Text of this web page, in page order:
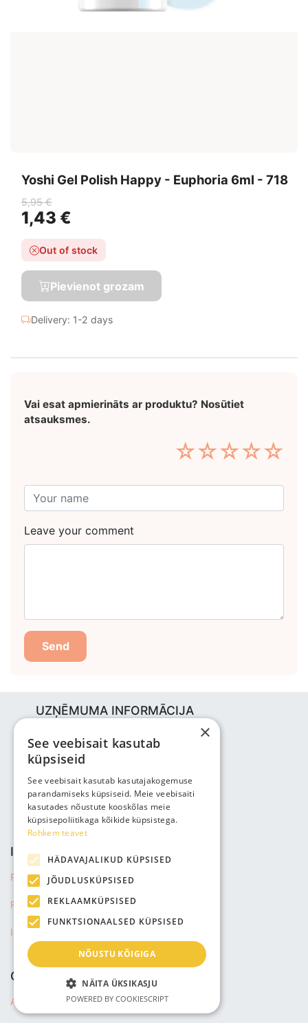
Yoshi Gel Polish Happy - Euphoria 6ml - 718
5,95 €
1,43 €
Out of stock
Pievienot grozam
Delivery: 1-2 days
Vai esat apmierināts ar produktu? Nosūtiet
atsauksmes.
☆
☆
☆
☆
☆
Leave your comment
Send
UZŅĒMUMA INFORMĀCIJA
Vabaõhukooli tee 4, Tallinn, 12013
Reg nr: 14690362
PVN: EE102147285
Tālrunis: +3725143691
info@bjuti.ee
INFORMĀCIJA
Privātuma politika
Pārdošanas noteikumi
Informācija par sūtījumu
COMPANY
About us
×
See veebisait kasutab
küpsiseid
See veebisait kasutab kasutajakogemuse
parandamiseks küpsiseid. Meie veebisaiti
kasutades nõustute kooskõlas meie
küpsisepoliitikaga kõikide küpsistega.
Rohkem teavet
HÄDAVAJALIKUD KÜPSISED
JÕUDLUSKÜPSISED
REKLAAMKÜPSISED
FUNKTSIONAALSED KÜPSISED
NÕUSTU KÕIGIGA
NÄITA ÜKSIKASJU
POWERED BY COOKIESCRIPT